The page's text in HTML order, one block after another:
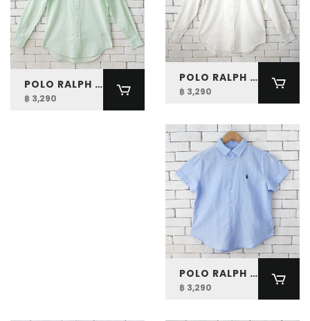
POLO RALPH LAUREN WOMEN CLASSIC FIT LINEN SHIRT
฿ 3,290
POLO RALPH LAUREN WOMEN CLASSIC FIT LINEN SHIRT
฿ 3,290
POLO RALPH LAUREN WOMEN LINEN SHORT SLEEVE SHIRT
฿ 3,290